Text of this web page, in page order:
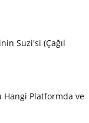
Suzi'si (Çağıl
Hangi Platformda ve